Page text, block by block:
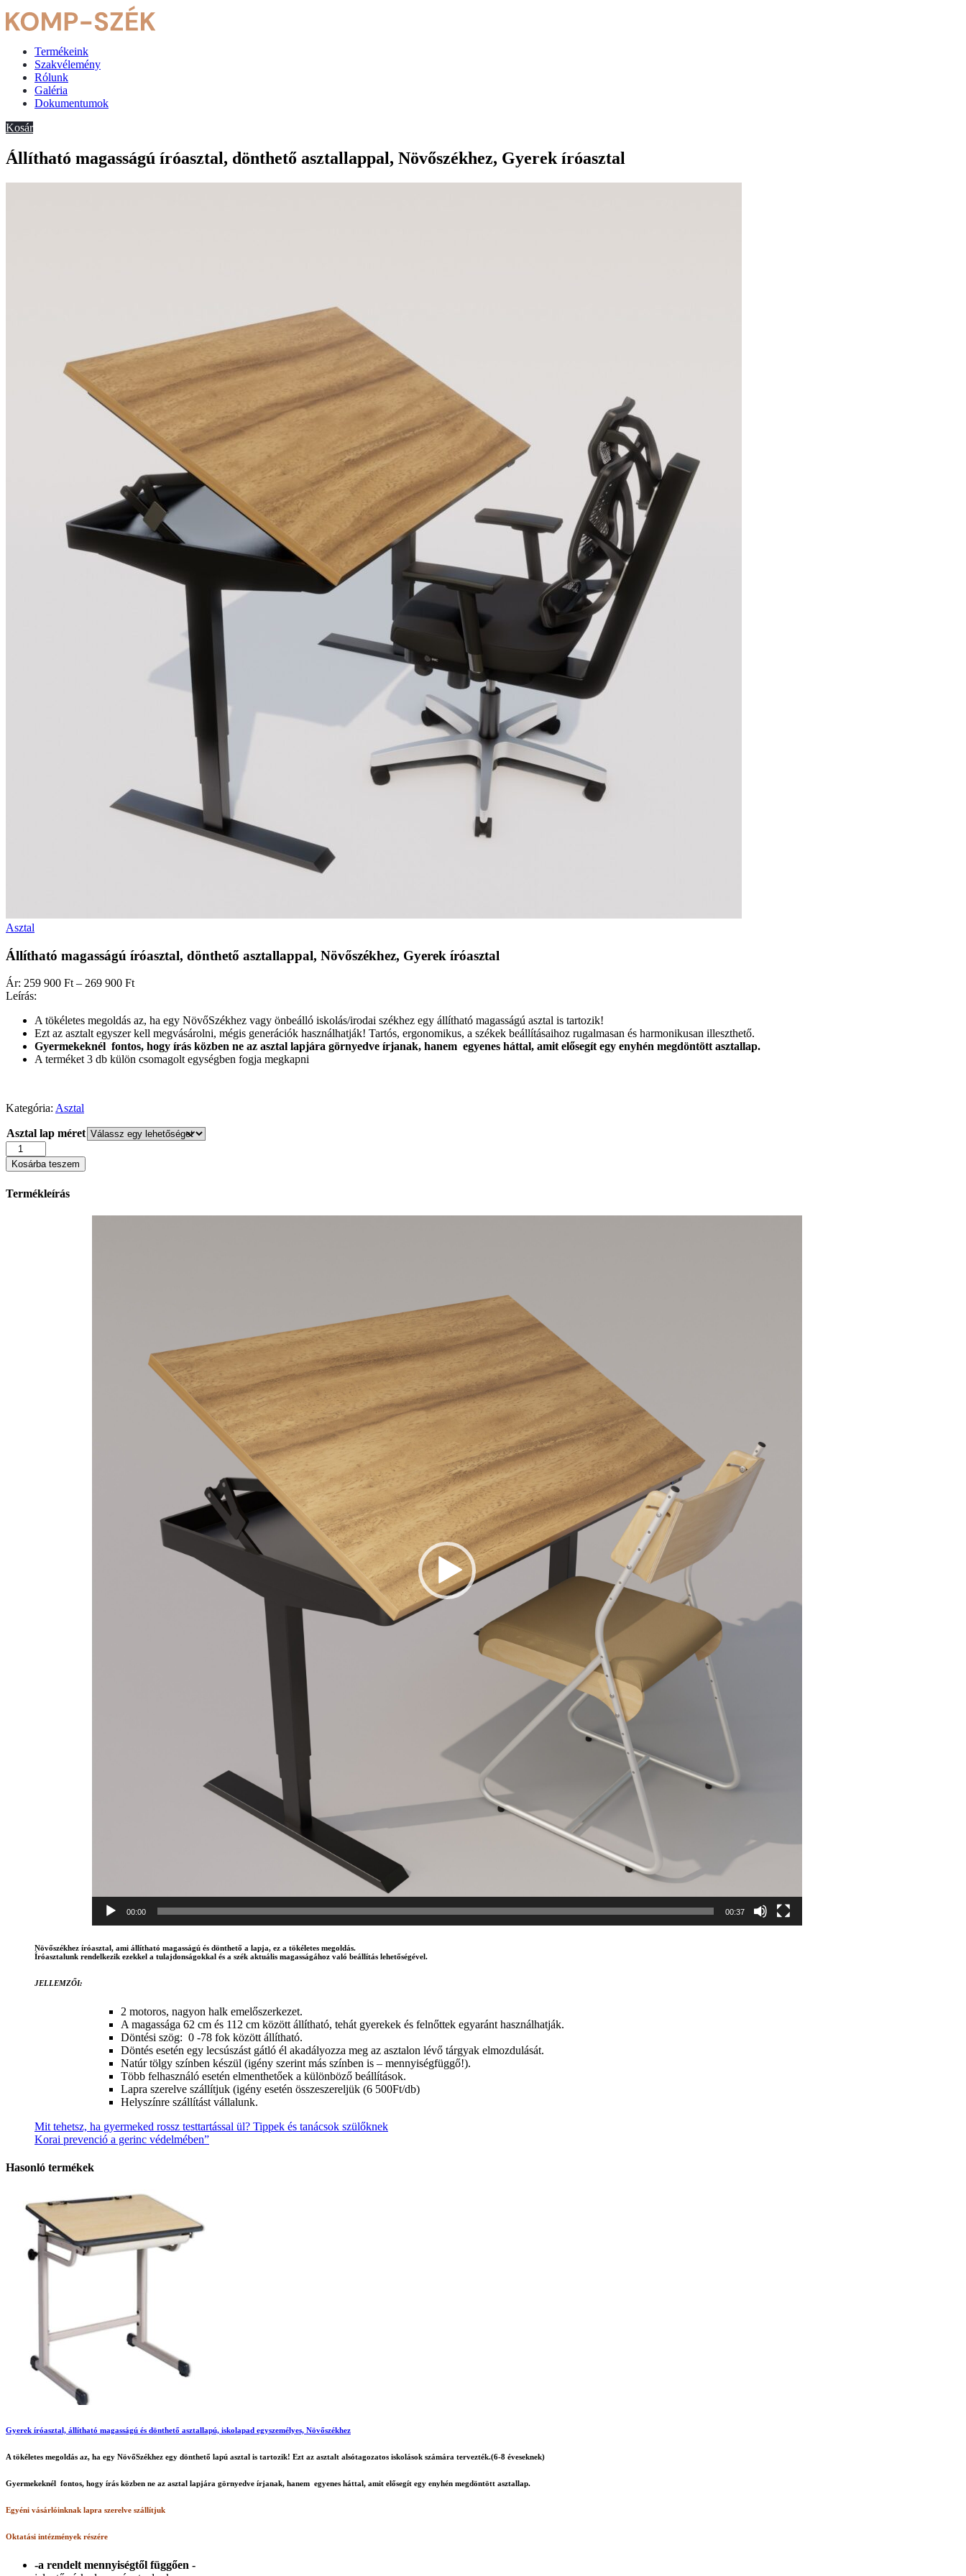
Termékeink
Szakvélemény
Rólunk
Galéria
Dokumentumok
Kosár
Állítható magasságú íróasztal, dönthető asztallappal, Növőszékhez, Gyerek íróasztal
Asztal
Állítható magasságú íróasztal, dönthető asztallappal, Növőszékhez, Gyerek íróasztal
Ár: 259 900 Ft – 269 900 FtÁrtartomány:
-
269
900 Ft
Leírás:
A tökéletes megoldás az, ha egy NövőSzékhez vagy önbeálló iskolás/irodai székhez egy állítható magasságú asztal is tartozik!
Ezt az asztalt egyszer kell megvásárolni, mégis generációk használhatják! Tartós, ergonomikus, a székek beállításaihoz rugalmasan és harmonikusan illeszthető.
Gyermekeknél fontos, hogy írás közben ne az asztal lapjára görnyedve írjanak, hanem egyenes háttal, amit elősegít egy enyhén megdöntött asztallap.
A terméket 3 db külön csomagolt egységben fogja megkapni
Kategória: Asztal
Asztal lap méret
Állítható
magasságú
íróasztal,
asztallappal,
Kosárba teszem
Termékleírás
00:00 00:37
Növőszékhez íróasztal, ami állítható magasságú és dönthető a lapja, ez a tökéletes megoldás.
Íróasztalunk rendelkezik ezekkel a tulajdonságokkal és a szék aktuális magasságához való beállítás lehetőségével.
JELLEMZŐI:
2 motoros, nagyon halk emelőszerkezet.
A magassága 62 cm és 112 cm között állítható, tehát gyerekek és felnőttek egyaránt használhatják.
Döntési szög: 0 -78 fok között állítható.
Döntés esetén egy lecsúszást gátló él akadályozza meg az asztalon lévő tárgyak elmozdulását.
Natúr tölgy színben készül (igény szerint más színben is – mennyiségfüggő!).
Több felhasználó esetén elmenthetőek a különböző beállítások.
Lapra szerelve szállítjuk (igény esetén összeszereljük (6 500Ft/db)
Helyszínre szállítást vállalunk.
Mit tehetsz, ha gyermeked rossz testtartással ül? Tippek és tanácsok szülőknek
Korai prevenció a gerinc védelmében”
Hasonló termékek
Gyerek íróasztal, állítható magasságú és dönthető asztallapú, iskolapad egyszemélyes, Növőszékhez
A tökéletes megoldás az, ha egy NövőSzékhez egy dönthető lapú asztal is tartozik! Ezt az asztalt alsótagozatos iskolások számára tervezték.(6-8 éveseknek)
Gyermekeknél fontos, hogy írás közben ne az asztal lapjára görnyedve írjanak, hanem egyenes háttal, amit elősegít egy enyhén megdöntött asztallap.
Egyéni vásárlóinknak lapra szerelve szállítjuk
Oktatási intézmények részére
-a rendelt mennyiségtől függően -